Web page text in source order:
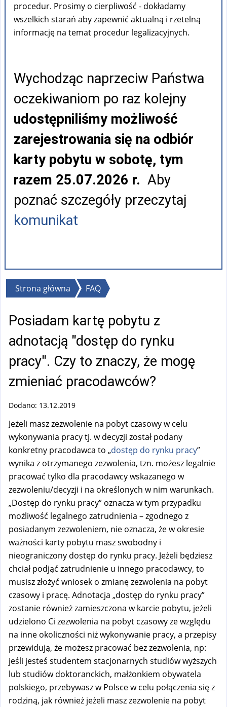
Formularze
FAQ
Pouczenia
procedur. Prosimy o cierpliwość - dokładamy
wszelkich starań aby zapewnić aktualną i rzetelną
informację na temat procedur legalizacyjnych.
Wychodząc naprzeciw Państwa
oczekiwaniom po raz kolejny
udostępniliśmy możliwość
zarejestrowania się na odbiór
karty pobytu w sobotę, tym
razem 25.07.2026 r. Aby
poznać szczegóły przeczytaj
komunikat
Jesteś
Strona główna FAQ
Posiadam kartę pobytu z
adnotacją "dostęp do rynku
pracy". Czy to znaczy, że mogę
zmieniać pracodawców?
Dodano: 13.12.2019
Jeżeli masz zezwolenie na pobyt czasowy w celu
wykonywania pracy tj. w decyzji został podany
konkretny pracodawca to „dostęp do rynku pracy”
wynika z otrzymanego zezwolenia, tzn. możesz legalnie
pracować tylko dla pracodawcy wskazanego w
zezwoleniu/decyzji i na określonych w nim warunkach.
„Dostęp do rynku pracy” oznacza w tym przypadku
możliwość legalnego zatrudnienia – zgodnego z
posiadanym zezwoleniem, nie oznacza, że w okresie
ważności karty pobytu masz swobodny i
nieograniczony dostęp do rynku pracy. Jeżeli będziesz
chciał podjąć zatrudnienie u innego pracodawcy, to
musisz złożyć wniosek o zmianę zezwolenia na pobyt
czasowy i pracę. Adnotacja „dostęp do rynku pracy”
zostanie również zamieszczona w karcie pobytu, jeżeli
udzielono Ci zezwolenia na pobyt czasowy ze względu
na inne okoliczności niż wykonywanie pracy, a przepisy
przewidują, że możesz pracować bez zezwolenia, np:
jeśli jesteś studentem stacjonarnych studiów wyższych
lub studiów doktoranckich, małżonkiem obywatela
polskiego, przebywasz w Polsce w celu połączenia się z
rodziną, jak również jeżeli masz zezwolenie na pobyt